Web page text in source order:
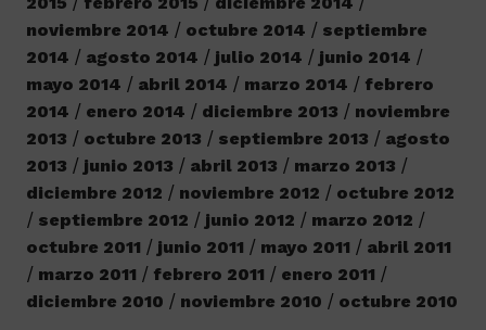
noviembre 2014
octubre 2014
septiembre
2014
agosto 2014 julio 2014
junio 2014
mayo 2014
abril 2014 marzo 2014
febrero
2014
enero 2014 diciembre 2013
noviembre
2013
octubre 2013 septiembre 2013
agosto
2013
junio 2013 abril 2013
marzo 2013
diciembre 2012
noviembre 2012
octubre 2012
septiembre 2012
junio 2012
marzo 2012
octubre 2011
junio 2011 mayo 2011
abril 2011
marzo 2011
febrero 2011
enero 2011
diciembre 2010
noviembre 2010 octubre 2010